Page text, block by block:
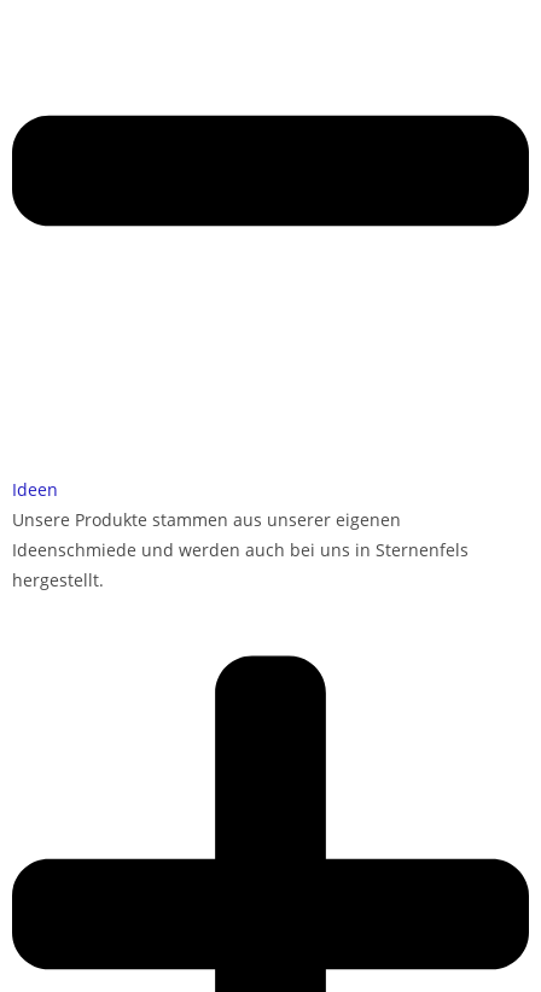
Ideen
Unsere Produkte stammen aus unserer eigenen
Ideenschmiede und werden auch bei uns in Sternenfels
hergestellt.